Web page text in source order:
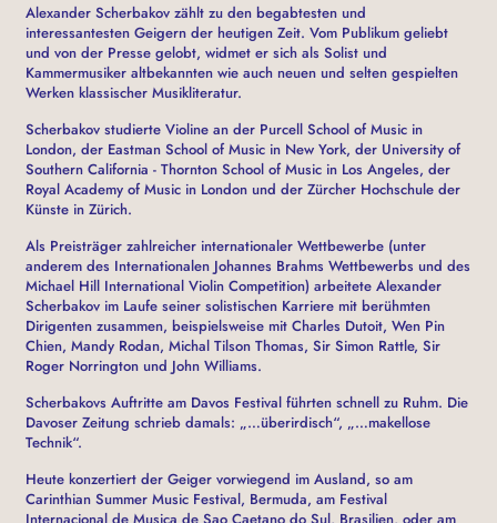
Alexander Scherbakov zählt zu den begabtesten und
interessantesten Geigern der heutigen Zeit. Vom Publikum geliebt
und von der Presse gelobt, widmet er sich als Solist und
Kammermusiker altbekannten wie auch neuen und selten gespielten
Werken klassischer Musikliteratur.
Scherbakov studierte Violine an der Purcell School of Music in
London, der Eastman School of Music in New York, der University of
Southern California - Thornton School of Music in Los Angeles, der
Royal Academy of Music in London und der Zürcher Hochschule der
Künste in Zürich.
Als Preisträger zahlreicher internationaler Wettbewerbe (unter
anderem des Internationalen Johannes Brahms Wettbewerbs und des
Michael Hill International Violin Competition) arbeitete Alexander
Scherbakov im Laufe seiner solistischen Karriere mit berühmten
Dirigenten zusammen, beispielsweise mit Charles Dutoit, Wen Pin
Chien, Mandy Rodan, Michal Tilson Thomas, Sir Simon Rattle, Sir
Roger Norrington und John Williams.
Scherbakovs Auftritte am Davos Festival führten schnell zu Ruhm. Die
Davoser Zeitung schrieb damals: „…überirdisch“, „…makellose
Technik“.
Heute konzertiert der Geiger vorwiegend im Ausland, so am
Carinthian Summer Music Festival, Bermuda, am Festival